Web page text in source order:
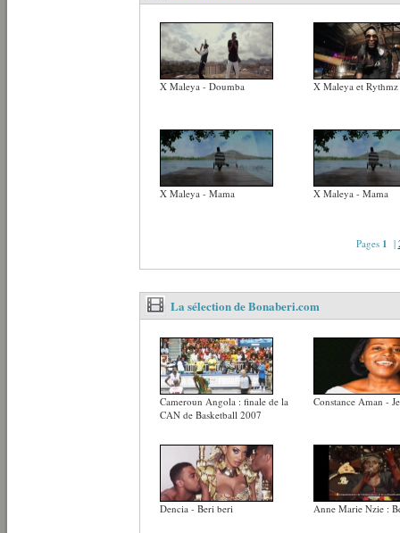
X Maleya - Doumba X Maleya et
X Maleya - Mama X Maleya - Mama
Pages 1 |
La sélection de Bonaberi.com
Cameroun Angola : finale de la
CAN de Basketball 2007
Constance Aman -
Dencia - Beri beri Anne Marie Nzie :